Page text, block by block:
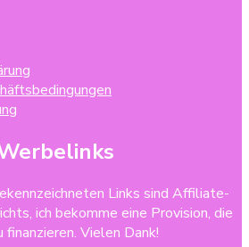
Links sind Affiliate-
ich bekomme eine Provision, die
Vielen Dank!